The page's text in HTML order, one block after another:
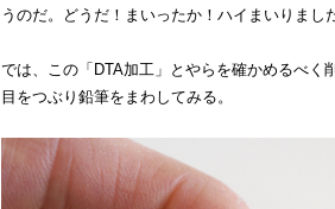
うのだ。どうだ！まいったか！ハイまいりまし
では、この「DTA加工」とやらを確かめるべく
目をつぶり鉛筆をまわしてみる。